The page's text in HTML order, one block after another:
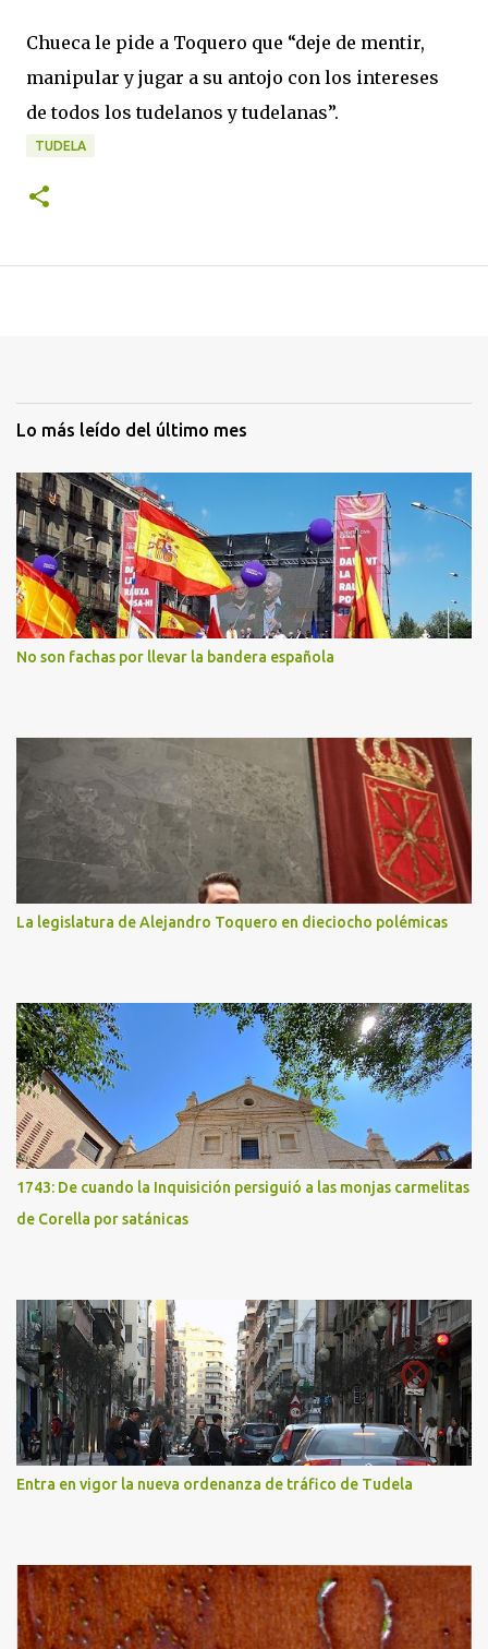
Chueca le pide a Toquero que “deje de mentir,
manipular y jugar a su antojo con los intereses
de todos los tudelanos y tudelanas”.
TUDELA
Lo más leído del último mes
No son fachas por llevar la bandera española
La legislatura de Alejandro Toquero en dieciocho polémicas
1743: De cuando la Inquisición persiguió a las monjas carmelitas
de Corella por satánicas
Entra en vigor la nueva ordenanza de tráfico de Tudela